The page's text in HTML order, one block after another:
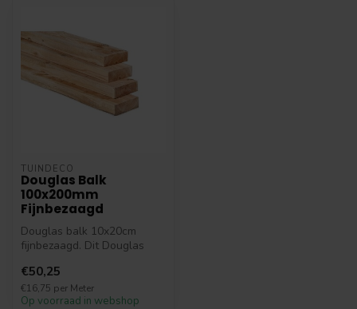
TUINDECO
Douglas Balk
100x200mm
Fijnbezaagd
Douglas balk 10x20cm
fijnbezaagd. Dit Douglas
kernvrij, on...
€50,25
€16,75 per Meter
Op voorraad in webshop